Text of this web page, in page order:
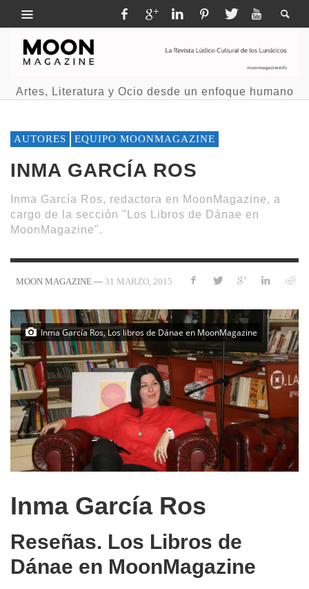
Artes, Literatura y Ocio desde un enfoque humano
AUTORES EQUIPO MOONMAGAZINE
INMA GARCÍA ROS
Inma García Ros, redactora en MoonMagazine, a
cargo de la sección "Los Libros de Dánae en
MoonMagazine".
MOON MAGAZINE — 31 MARZO, 2015
Inma García Ros, Los libros de Dánae en MoonMagazine
Inma García Ros
Reseñas. Los Libros de
Dánae en MoonMagazine